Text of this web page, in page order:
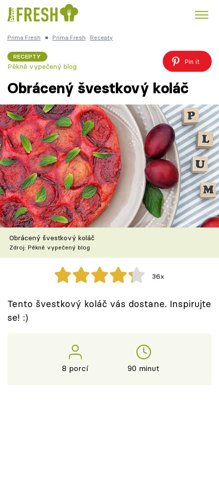
Česká kuchyně Čokoláda
Témata
Recepty
Články
TV Program
Škola vaření
Recepty z TV
Speciál: Cuketa
Těhotnej kuchař
Sledujte prima+
Prima Fresh ■ Prima Fresh Recepty
RECEPTY
Pěkně vypečený blog
Pin it
Obrácený švestkový koláč
Obrácený švestkový koláč
Zdroj: Pěkně vypečený blog
36x
Tento švestkový koláč vás dostane. Inspirujte
se! :)
8 porcí 90 minut